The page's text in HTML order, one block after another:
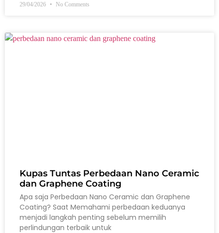
29/04/2026 No Comments
Kupas Tuntas Perbedaan Nano Ceramic
dan Graphene Coating
Apa saja Perbedaan Nano Ceramic dan Graphene
Coating? Saat Memahami perbedaan keduanya
menjadi langkah penting sebelum memilih
perlindungan terbaik untuk